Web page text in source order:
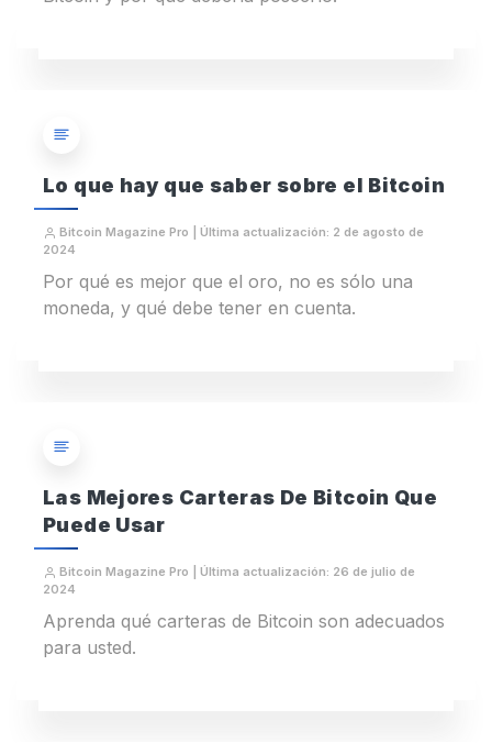
Lo que hay que saber sobre el Bitcoin
Bitcoin Magazine Pro | Última actualización: 2 de agosto de
2024
Por qué es mejor que el oro, no es sólo una
moneda, y qué debe tener en cuenta.
Las Mejores Carteras De Bitcoin Que
Puede Usar
Bitcoin Magazine Pro | Última actualización: 26 de julio de
2024
Aprenda qué carteras de Bitcoin son adecuados
para usted.